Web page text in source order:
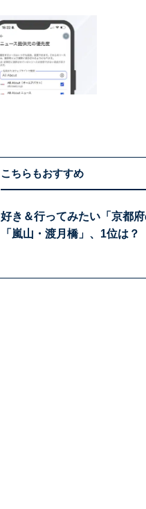
こちらもおすすめ
好き＆行ってみたい「京都
「嵐山・渡月橋」、1位は？